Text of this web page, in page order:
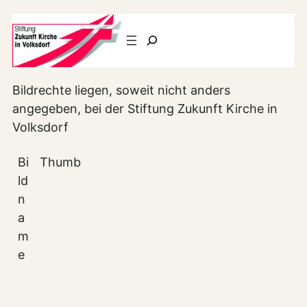
Suchen
Bildrechte liegen, soweit nicht anders
angegeben, bei der Stiftung Zukunft Kirche in
Volksdorf
Bi
ld
n
a
m
e
Thumb